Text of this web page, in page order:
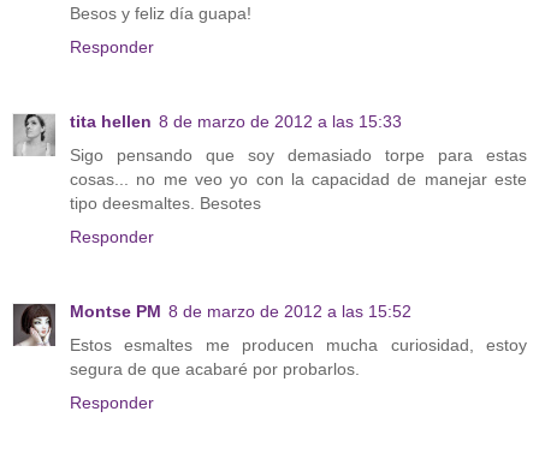
Besos y feliz día guapa!
Responder
tita hellen 8 de marzo de 2012 a las 15:33
Sigo pensando que soy demasiado torpe para estas
cosas... no me veo yo con la capacidad de manejar este
tipo deesmaltes. Besotes
Responder
Montse PM 8 de marzo de 2012 a las 15:52
Estos esmaltes me producen mucha curiosidad, estoy
segura de que acabaré por probarlos.
Responder